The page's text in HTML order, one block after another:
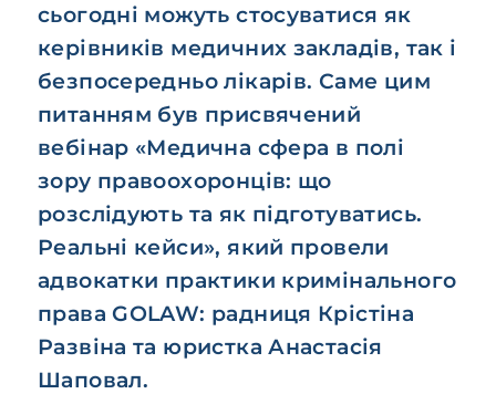
сьогодні можуть стосуватися як
керівників медичних закладів, так і
безпосередньо лікарів. Саме цим
питанням був присвячений
вебінар «Медична сфера в полі
зору правоохоронців: що
розслідують та як підготуватись.
Реальні кейси», який провели
адвокатки практики кримінального
права GOLAW: радниця Крістіна
Развіна та юристка Анастасія
Шаповал.